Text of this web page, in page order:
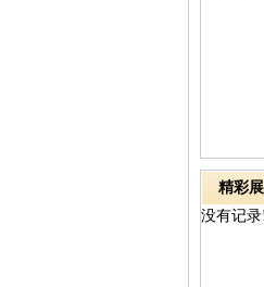
精彩
没有记录!